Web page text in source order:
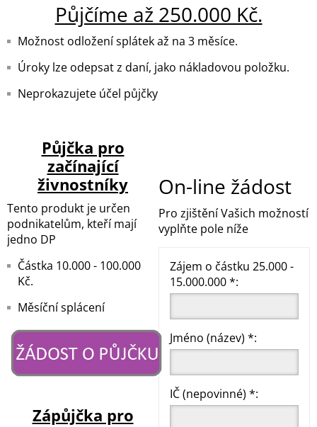
Půjčíme až 250.000 Kč.
Možnost odložení splátek až na 3 měsíce.
Úroky lze odepsat z daní, jako nákladovou položku.
Neprokazujete účel půjčky
Půjčka pro
začínající
živnostníky
Tento produkt je určen
podnikatelům, kteří mají
jedno DP
Částka 10.000 - 100.000
Kč.
Měsíční splácení
Zápůjčka pro
On-line žádost
Pro zjištění Vašich možností
vyplňte pole níže
Zájem o částku 25.000 -
15.000.000 *:
Jméno (název) *:
IČ (nepovinné) *: